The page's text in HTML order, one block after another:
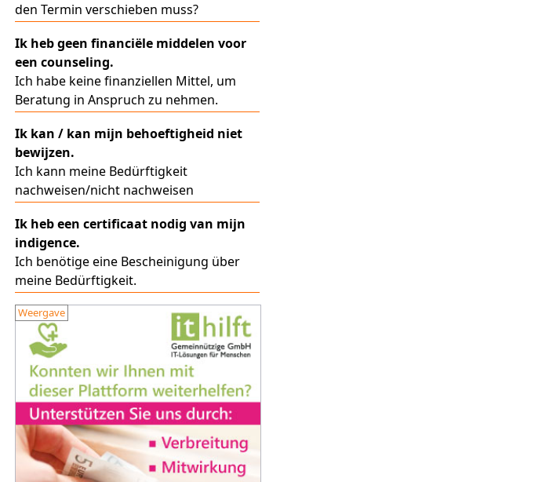
den Termin verschieben muss?
Ik heb geen financiële middelen voor
een counseling.
Ich habe keine finanziellen Mittel, um
Beratung in Anspruch zu nehmen.
Ik kan / kan mijn behoeftigheid niet
bewijzen.
Ich kann meine Bedürftigkeit
nachweisen/nicht nachweisen
Ik heb een certificaat nodig van mijn
indigence.
Ich benötige eine Bescheinigung über
meine Bedürftigkeit.
Weergave